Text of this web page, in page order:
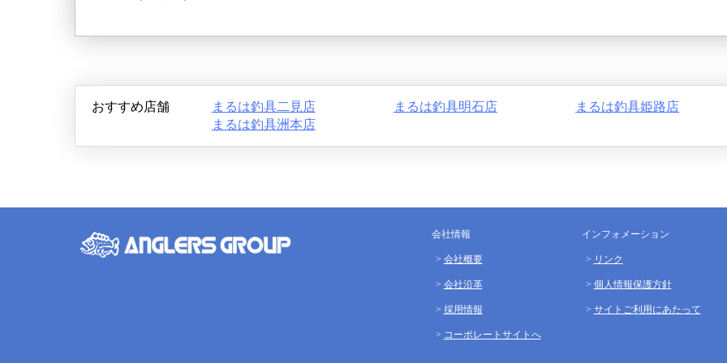
おすすめ店舗 まるは釣具二見店 まるは釣具明石店
まるは釣具姫路店
まるは釣具洲本店
会社情報
会社概要
会社沿革
採用情報
コーポレートサイトへ
インフォメーション
リンク
個人情報保護方針
サイトご利用にあたって